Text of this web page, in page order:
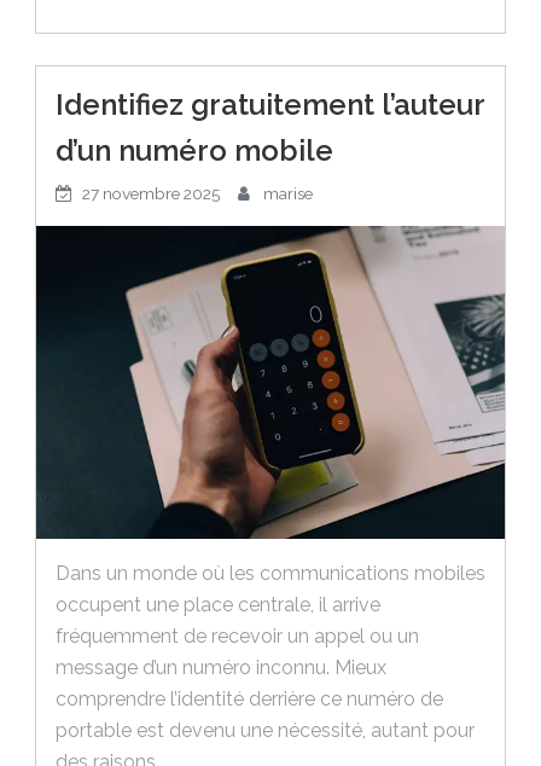
Identifiez gratuitement l’auteur
d’un numéro mobile
27 novembre 2025 marise
Dans un monde où les communications mobiles
occupent une place centrale, il arrive
fréquemment de recevoir un appel ou un
message d’un numéro inconnu. Mieux
comprendre l’identité derrière ce numéro de
portable est devenu une nécessité, autant pour